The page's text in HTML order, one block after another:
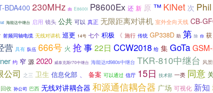
BDA400 230MHz 由 E8600i P8600Ex 还 新 原 ™ KiNet 次 Phil
海能达中继台 启用 镜头 公共 可以 真正 无限距离对讲机 室外全向天线 CB-
射频同轴电缆 无线对讲机 巡更 14号 七个 积极 《 施行 传统 GP338D 助 第 除 你 获
营 具有 队伍 666号 火 抢 事22日 CCW2018 给 集 GoTa
约 窄 源 2020 威泰克斯r70中继台 海能达rd980s中继台 TKR-810中继台 风
公司 之三 卫生 信息化部 、 备案 可以通过 信厅 15日 技术部 一类 同意
回收 孙公司 巴西 无线对讲耦合器 和源通信耦合器 广场 可视化 新知